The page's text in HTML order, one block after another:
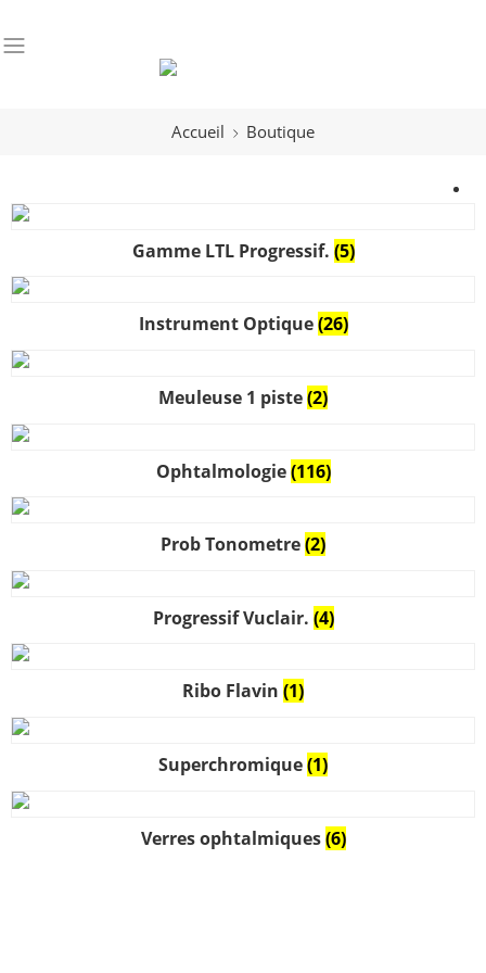
Accueil Boutique
Gamme LTL Progressif. (5)
Instrument Optique(26)
Meuleuse 1 piste(2)
Ophtalmologie(116)
Prob Tonometre(2)
Progressif Vuclair. (4)
Ribo Flavin (1)
Superchromique(1)
Verres ophtalmiques(6)